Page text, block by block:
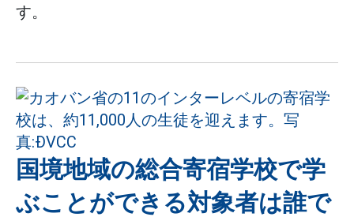
す。
国境地域の総合寄宿学校で学
ぶことができる対象者は誰で